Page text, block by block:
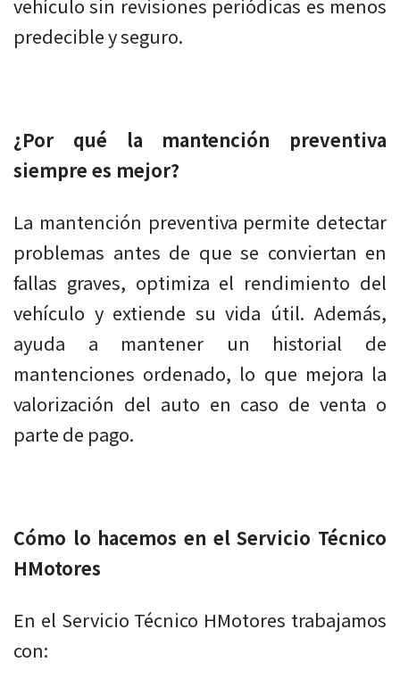
vehículo sin revisiones periódicas es menos
predecible y seguro.
¿Por qué la mantención preventiva
siempre es mejor?
La mantención preventiva permite detectar
problemas antes de que se conviertan en
fallas graves, optimiza el rendimiento del
vehículo y extiende su vida útil. Además,
ayuda a mantener un historial de
mantenciones ordenado, lo que mejora la
valorización del auto en caso de venta o
parte de pago.
Cómo lo hacemos en el Servicio Técnico
HMotores
En el Servicio Técnico HMotores trabajamos
con: